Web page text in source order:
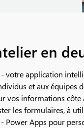
en
votre application
et aux
vos informations
les formulaires, à
Apps pour